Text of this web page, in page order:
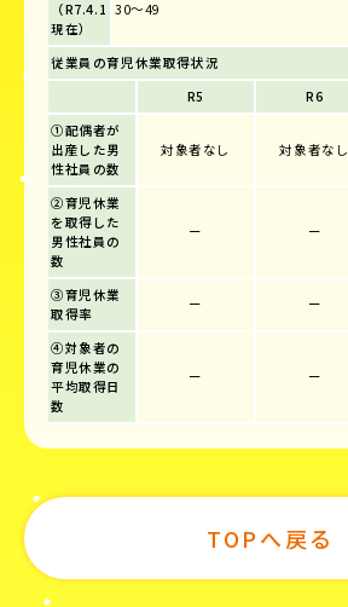
（R7.4.1
現在）
30～49
従業員の育児休業取得状況
R5
R6
①配偶者が
出産した男
性社員の数
対象者なし 対象者なし
②育児休業
を取得した
男性社員の
数
ー ー
③育児休業
取得率
ー ー
④対象者の
育児休業の
平均取得日
数
ー ー
TOPへ戻る